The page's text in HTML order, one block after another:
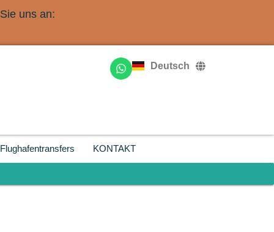
uns an:
Deutsch
English
Русский
Flughafentransfers KONTAKT